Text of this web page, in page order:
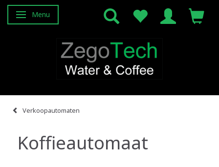
Navigatie in-/uitschakelen
Menu
Verkoopautomaten
Koffieautomaat